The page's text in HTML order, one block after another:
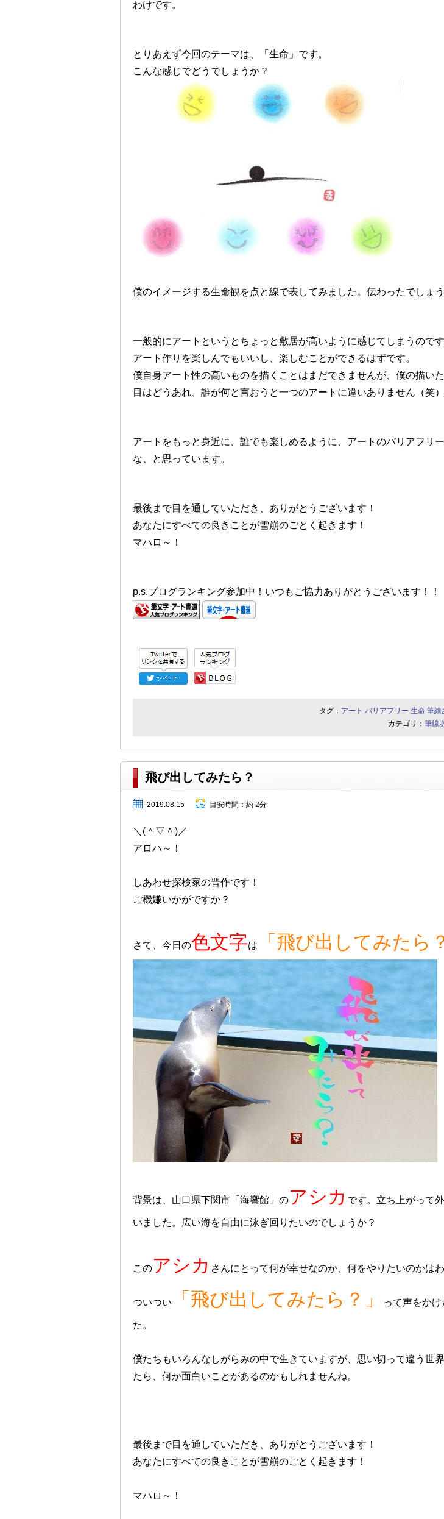
わけです。
とりあえず今回のテーマは、「生命」です。
こんな感じでどうでしょうか？
僕のイメージする生命観を点と線で表してみました。伝わったでしょう
一般的にアートというとちょっと敷居が高いように感じてしまうので
アート作りを楽しんでもいいし、楽しむことができるはずです。
僕自身アート性の高いものを描くことはまだできませんが、僕の描い
目はどうあれ、誰が何と言おうと一つのアートに違いありません（笑）
アートをもっと身近に、誰でも楽しめるように、アートのバリアフリ
な、と思っています。
最後まで目を通していただき、ありがとうございます！
あなたにすべての良きことが雪崩のごとく起きます！
マハロ～！
p.s.ブログランキング参加中！いつもご協力ありがとうございます！！
タグ： アート バリアフリー 生命 筆線
カテゴリ： 筆線
飛び出してみたら？
2019.08.15 目安時間： 約 2分
＼(＾▽＾)／
アロハ～！
しあわせ探検家の晋作です！
ご機嫌いかがですか？
さて、今日の色文字は 「飛び出してみたら
背景は、山口県下関市「海響館」のアシカ です。立ち上がって
いました。広い海を自由に泳ぎ回りたいのでしょうか？
このアシカ さんにとって何が幸せなのか、何をやりたいのかは
ついつい 「飛び出してみたら？」 って声をか
た。
僕たちもいろんなしがらみの中で生きていますが、思い切って違う世
たら、何か面白いことがあるのかもしれませんね。
最後まで目を通していただき、ありがとうございます！
あなたにすべての良きことが雪崩のごとく起きます！
マハロ～！